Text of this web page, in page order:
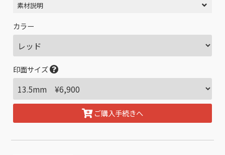
素材説明
カラー
印面サイズ
ご購入手続きへ